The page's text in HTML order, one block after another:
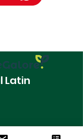
Latin
Unidade 121